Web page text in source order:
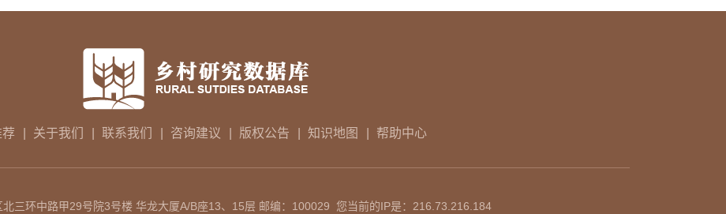
关于我们 联系我们 咨询建议 版权公告 知识地图 帮助中心
北三环中路甲29号院3号楼 华龙大厦A/B座13、15层 邮编：100029 您当前的IP是： 216.73.216.184